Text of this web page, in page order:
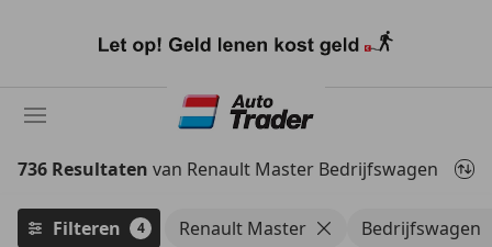
naar
736 Resultaten van Renault Master Bedrijfswagen
Filteren 4 Renault Master Bedrijfswagen